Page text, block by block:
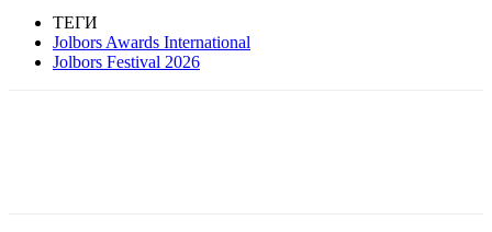
ТЕГИ
Jolbors Awards International
Jolbors Festival 2026